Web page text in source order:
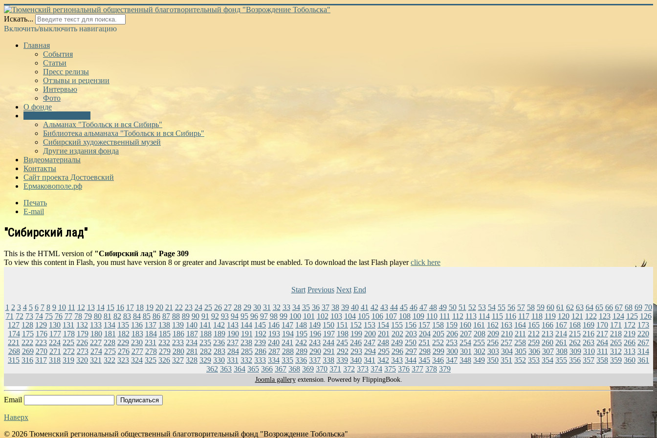
Искать...
Включить/выключить навигацию
Главная
События
Статьи
Пресс релизы
Отзывы и рецензии
Интервью
Фото
О фонде
Альманах "Тобольск и вся Сибирь"
Библиотека альманаха "Тобольск и вся Сибирь"
Сибирский художественный музей
Другие издания фонда
Видеоматериалы
Контакты
Сайт проекта Достоевский
Ермаковополе.рф
Печать
E-mail
"Сибирский лад"
This is the HTML version of "Сибирский лад" Page 309
To view this content in Flash, you must have version 8 or greater and Javascript must be enabled. To download the last Flash playerclick here
Start Previous Next End
1 2 3 4 5 6 7 8 9 10 11 12 13 14 15 16 17 18 19 20 21 22 23 24 25 26 27 28 29 30 31 32 33 34 35 36 37 38 39 40 41 42 43 44 45 46 47 48 49 50 51 52 53 54 55 56 57 58 59 60 61 62 63 64 65 66 67 68 69 70
71 72 73 74 75 76 77 78 79 80 81 82 83 84 85 86 87 88 89 90 91 92 93 94 95 96 97 98 99 100 101 102 103 104 105 106 107 108 109 110 111 112 113 114 115 116 117 118 119 120 121 122 123 124 125 126
127 128 129 130 131 132 133 134 135 136 137 138 139 140 141 142 143 144 145 146 147 148 149 150 151 152 153 154 155 156 157 158 159 160 161 162 163 164 165 166 167 168 169 170 171 172 173
174 175 176 177 178 179 180 181 182 183 184 185 186 187 188 189 190 191 192 193 194 195 196 197 198 199 200 201 202 203 204 205 206 207 208 209 210 211 212 213 214 215 216 217 218 219 220
221 222 223 224 225 226 227 228 229 230 231 232 233 234 235 236 237 238 239 240 241 242 243 244 245 246 247 248 249 250 251 252 253 254 255 256 257 258 259 260 261 262 263 264 265 266 267
268 269 270 271 272 273 274 275 276 277 278 279 280 281 282 283 284 285 286 287 288 289 290 291 292 293 294 295 296 297 298 299 300 301 302 303 304 305 306 307 308 309 310 311 312 313 314
315 316 317 318 319 320 321 322 323 324 325 326 327 328 329 330 331 332 333 334 335 336 337 338 339 340 341 342 343 344 345 346 347 348 349 350 351 352 353 354 355 356 357 358 359 360 361
362 363 364 365 366 367 368 369 370 371 372 373 374 375 376 377 378 379
Joomla galleryextension. Powered by FlippingBook.
Email Подписаться
Наверх
© 2026 Тюменский региональный общественный благотворительный фонд "Возрождение Тобольска"